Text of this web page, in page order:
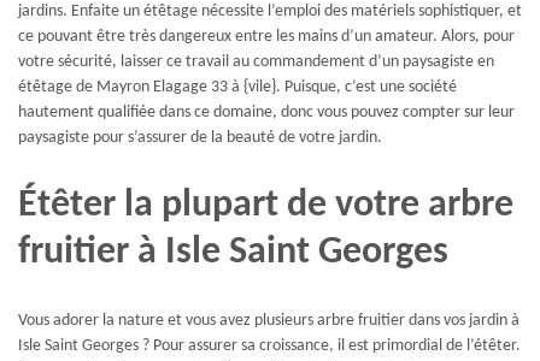
jardins. Enfaite un étêtage nécessite l’emploi des matériels sophistiquer, et
ce pouvant être très dangereux entre les mains d’un amateur. Alors, pour
votre sécurité, laisser ce travail au commandement d’un paysagiste en
étêtage de Mayron Elagage 33 à {vile}. Puisque, c’est une société
hautement qualifiée dans ce domaine, donc vous pouvez compter sur leur
paysagiste pour s’assurer de la beauté de votre jardin.
Étêter la plupart de votre arbre
fruitier à Isle Saint Georges
Vous adorer la nature et vous avez plusieurs arbre fruitier dans vos jardin à
Isle Saint Georges ? Pour assurer sa croissance, il est primordial de l’étêter.